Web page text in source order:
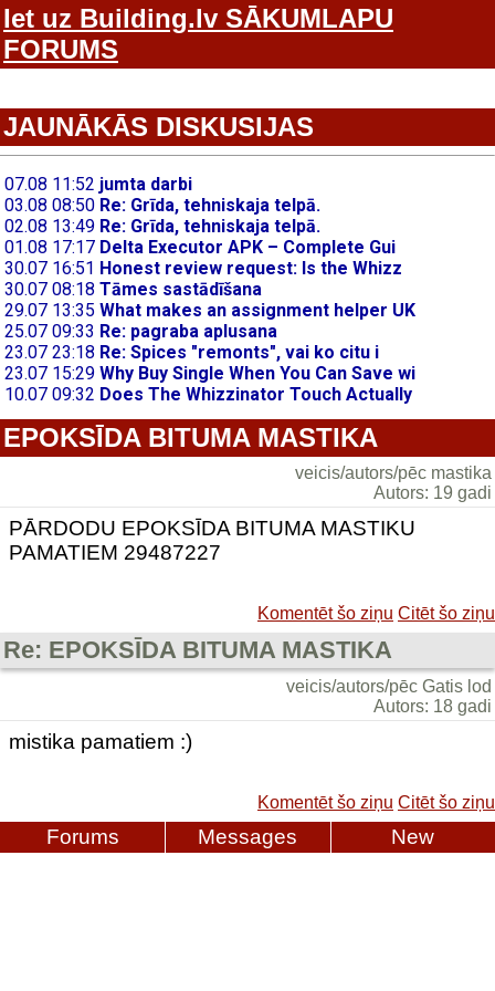
Iet uz Building.lv SĀKUMLAPU
FORUMS
JAUNĀKĀS DISKUSIJAS
EPOKSĪDA BITUMA MASTIKA
veicis/autors/pēc mastika
Autors: 19 gadi
PĀRDODU EPOKSĪDA BITUMA MASTIKU
PAMATIEM 29487227
Komentēt šo ziņu Citēt šo ziņu
Re: EPOKSĪDA BITUMA MASTIKA
veicis/autors/pēc Gatis lod
Autors: 18 gadi
mistika pamatiem :)
Komentēt šo ziņu Citēt šo ziņu
Forums Messages New